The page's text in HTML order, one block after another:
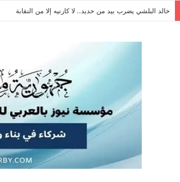
خالد البلشي يضرب بيد من حديد.. لا كارنيه إلا من النقابة